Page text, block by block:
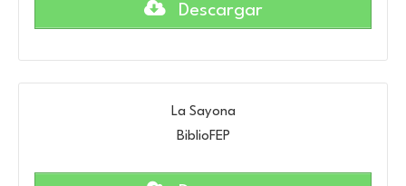
Descargar
La Sayona
BiblioFEP